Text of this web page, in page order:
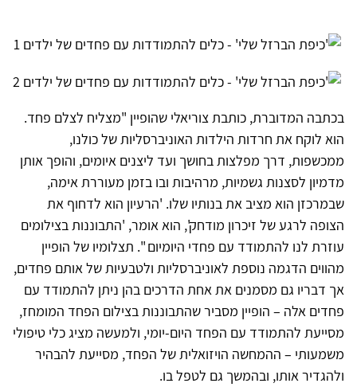
בכתבה המדוברת, כותבת צוריאלי שהופיין "מצליח לצלם פחד.
הוא לוקח את חרדות הילדות האוניברסליות של כולנו,
ממכשפות, דרך מפלצות בחושך ועד ליצנים איומים, והופך אותן
מדמיון לסצנות גשמיות, מרהיבות ובו בזמן מעוררת אימה,
שבמרכזן הוא מציב את בנותיו שלו. 'הרעיון הוא לדחוף את
הצופה לרגע של זיכרון מודחק', הוא אומר, 'התבוננות בצילומים
עוזרת לנו להתמודד עם פחדי היומיום ". תצלומיו של הופיין
מהווים הדגמה נוספת לאוניברסליות ולטבעיות של אותם פחדים,
אך דבריו גם מסמנים את אחת הדרכים בהן ניתן להתמודד עם
פחדים אלה – הופיין מסביר שהתבוננות בצילום הפחד המומחז,
מסייעת להתמודד עם הפחד היום-יומי, ולמעשה מציג כלי טיפולי
משמעותי – ההמחשה הויזואלית של הפחד, מסייעת להבהיר
ולהגדיר אותו, ובהמשך גם לטפל בו.